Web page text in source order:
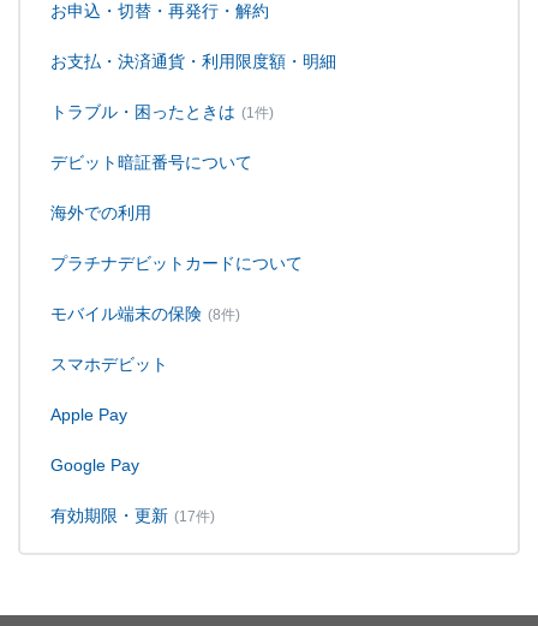
お申込・切替・再発行・解約
お支払・決済通貨・利用限度額・明細
トラブル・困ったときは (1件)
デビット暗証番号について
海外での利用
プラチナデビットカードについて
モバイル端末の保険 (8件)
スマホデビット
Apple Pay
Google Pay
有効期限・更新 (17件)